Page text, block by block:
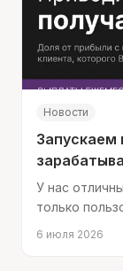
Новости
Запускаем
У нас
только
6 июля 2026